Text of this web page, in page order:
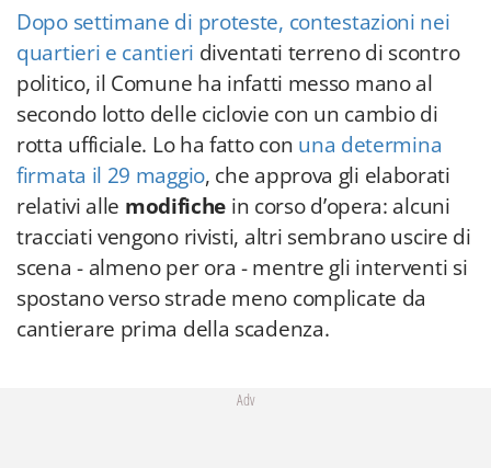
Dopo settimane di proteste, contestazioni nei
quartieri e cantieri diventati terreno di scontro
politico, il Comune ha infatti messo mano al
secondo lotto delle ciclovie con un cambio di
rotta ufficiale. Lo ha fatto con una determina
firmata il 29 maggio, che approva gli elaborati
relativi alle modifiche in corso d’opera: alcuni
tracciati vengono rivisti, altri sembrano uscire di
scena - almeno per ora - mentre gli interventi si
spostano verso strade meno complicate da
cantierare prima della scadenza.
Adv